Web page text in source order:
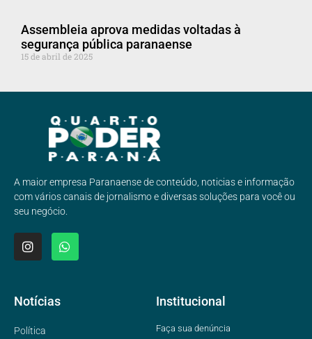
Assembleia aprova medidas voltadas à
segurança pública paranaense
15 de abril de 2025
A maior empresa Paranaense de conteúdo, noticias e informação
com vários canais de jornalismo e diversas soluções para você ou
seu negócio.
Notícias
Política
Institucional
Faça sua denúncia